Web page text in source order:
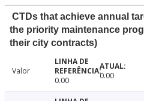
CTDs that achieve annual
the priority maintenance
their city contracts)
Valor
0.00
0.00